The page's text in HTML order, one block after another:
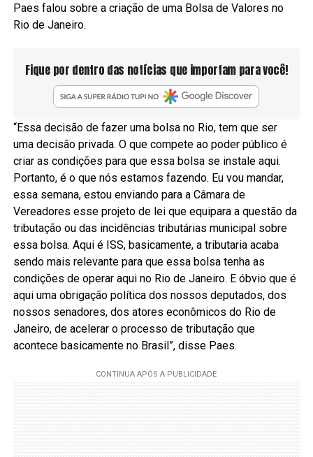
Paes falou sobre a criação de uma Bolsa de Valores no
Rio de Janeiro.
Fique por dentro das notícias que importam para você!
“Essa decisão de fazer uma bolsa no Rio, tem que ser
uma decisão privada. O que compete ao poder público é
criar as condições para que essa bolsa se instale aqui.
Portanto, é o que nós estamos fazendo. Eu vou mandar,
essa semana, estou enviando para a Câmara de
Vereadores esse projeto de lei que equipara a questão da
tributação ou das incidências tributárias municipal sobre
essa bolsa. Aqui é ISS, basicamente, a tributaria acaba
sendo mais relevante para que essa bolsa tenha as
condições de operar aqui no Rio de Janeiro. E óbvio que é
aqui uma obrigação política dos nossos deputados, dos
nossos senadores, dos atores econômicos do Rio de
Janeiro, de acelerar o processo de tributação que
acontece basicamente no Brasil”, disse Paes.